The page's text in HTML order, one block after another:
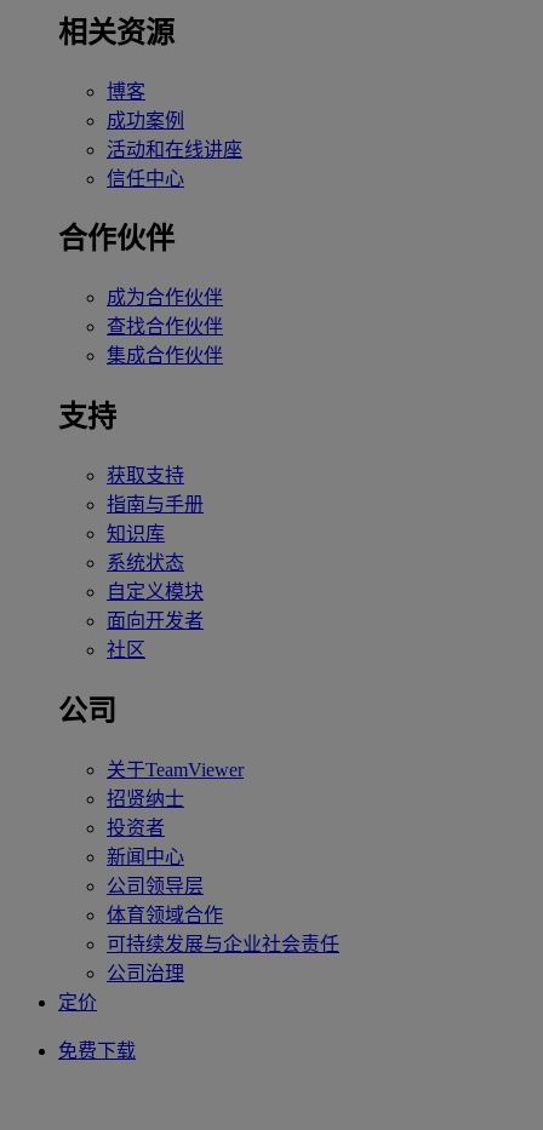
相关资源
博客
成功案例
活动和在线讲座
信任中心
合作伙伴
成为合作伙伴
查找合作伙伴
集成合作伙伴
支持
获取支持
指南与手册
知识库
系统状态
自定义模块
面向开发者
社区
公司
关于TeamViewer
招贤纳士
投资者
新闻中心
公司领导层
体育领域合作
可持续发展与企业社会责任
公司治理
定价
免费下载